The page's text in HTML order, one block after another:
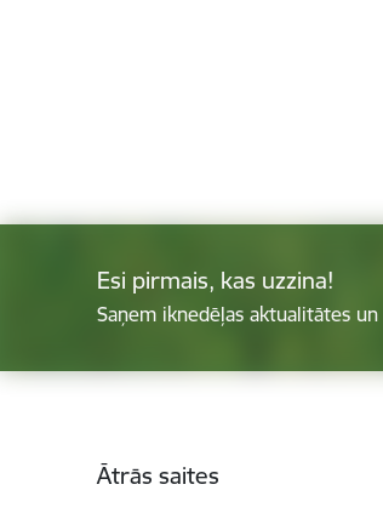
Esi pirmais, kas uzzina!
Saņem iknedēļas aktualitātes
Ātrās saites